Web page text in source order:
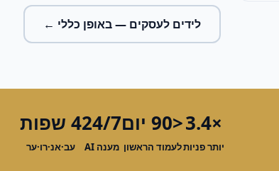
לידים לעסקים — באופן כללי ←
×3.4
יותר פניות
<90 יום
לעמוד הראשון
24/7
מענה AI
4 שפות
עב·אנ·רו·ער